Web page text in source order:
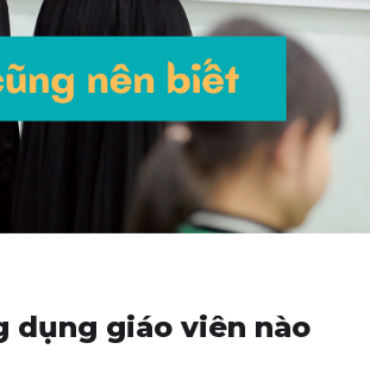
dụng giáo viên nào